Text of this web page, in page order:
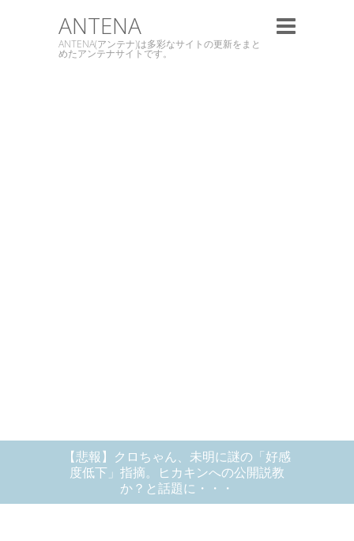
ANTENA
ANTENA(アンテナ)は多彩なサイトの更新をまと
めたアンテナサイトです。
【悲報】クロちゃん、未明に謎の「好感
度低下」指摘。ヒカキンへの公開説教
か？と話題に・・・